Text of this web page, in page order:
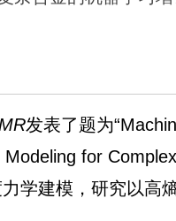
发表了题为
for
学建模，研究以高